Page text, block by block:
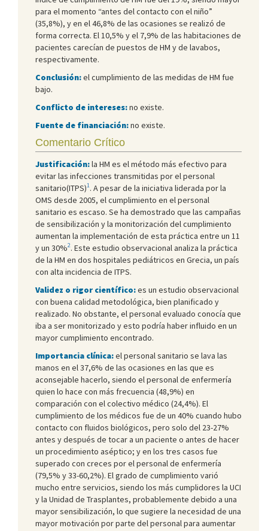
para el momento “antes del contacto con el niño”
(35,8%), y en el 46,8% de las ocasiones se realizó de
forma correcta. El 10,5% y el 7,9% de las habitaciones de
pacientes carecían de puestos de HM y de lavabos,
respectivamente.
Conclusión:el cumplimiento de las medidas de HM fue
bajo.
Conflicto de intereses:no existe.
Fuente de financiación:no existe.
Comentario Crítico
Justificación:la HM es el método más efectivo para
evitar las infecciones transmitidas por el personal
sanitario(ITPS)1. A pesar de la iniciativa liderada por la
OMS desde 2005, el cumplimiento en el personal
sanitario es escaso. Se ha demostrado que las campañas
de sensibilización y la monitorización del cumplimiento
aumentan la implementación de esta práctica entre un 11
y un 30%2. Este estudio observacional analiza la práctica
de la HM en dos hospitales pediátricos en Grecia, un país
con alta incidencia de ITPS.
Validez o rigor científico:es un estudio observacional
con buena calidad metodológica, bien planificado y
realizado. No obstante, el personal evaluado conocía que
iba a ser monitorizado y esto podría haber influido en un
mayor cumplimiento encontrado.
Importancia clínica:el personal sanitario se lava las
manos en el 37,6% de las ocasiones en las que es
aconsejable hacerlo, siendo el personal de enfermería
quien lo hace con más frecuencia (48,9%) en
comparación con el colectivo médico (24,4%). El
cumplimiento de los médicos fue de un 40% cuando hubo
contacto con fluidos biológicos, pero solo del 23-27%
antes y después de tocar a un paciente o antes de hacer
un procedimiento aséptico; y en los tres casos fue
superado con creces por el personal de enfermería
(79,5% y 33-60,2%). El grado de cumplimiento varió
mucho entre servicios, siendo los más cumplidores la UCI
y la Unidad de Trasplantes, probablemente debido a una
mayor sensibilización, lo que sugiere la necesidad de una
mayor motivación por parte del personal para aumentar